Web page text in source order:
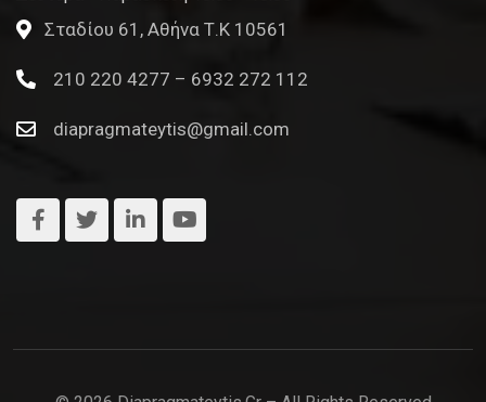
Σταδίου 61, Αθήνα Τ.Κ 10561
210 220 4277 – 6932 272 112
diapragmateytis@gmail.com